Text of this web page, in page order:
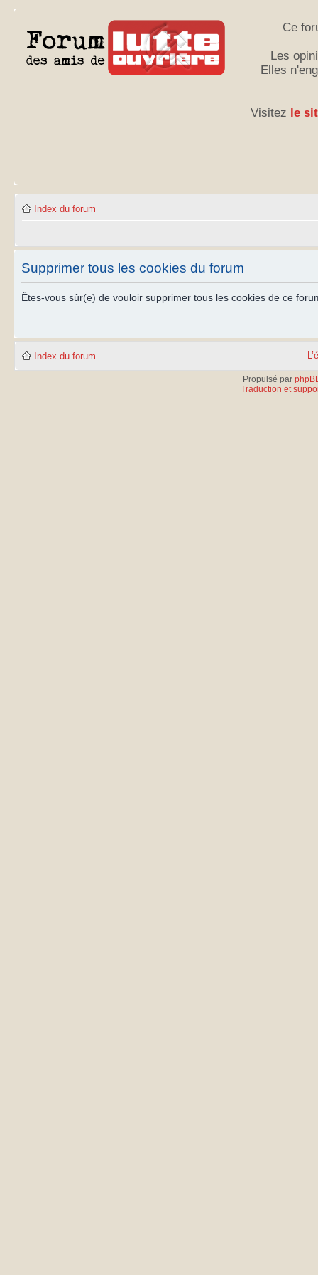
Ce
Les
Elles
Visitez le
Index du forum
Supprimer tous les cookies du forum
Êtes-vous sûr(e) de vouloir supprimer tous les cookies de ce
Index du forum
Propulsé par
Traduction et